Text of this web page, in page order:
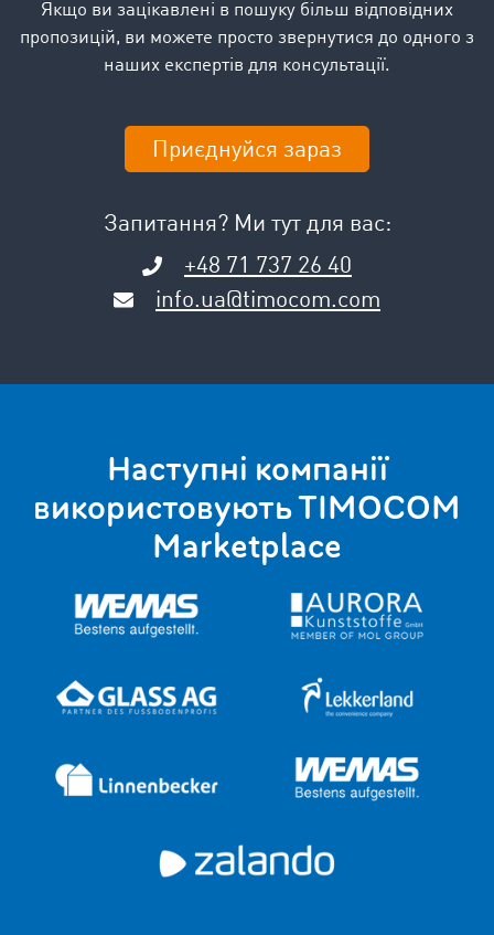
Якщо ви зацікавлені в пошуку більш відповідних
пропозицій, ви можете просто звернутися до одного з
наших експертів для консультації.
Приєднуйся зараз
Запитання? Ми тут для вас:
+48 71 737 26 40
info.ua@timocom.com
Наступні компанії
використовують TIMOCOM
Marketplace